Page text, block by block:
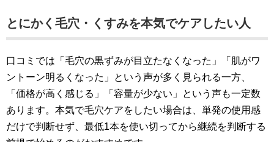
とにかく毛穴・くすみを本気でケアしたい人
口コミでは「毛穴の黒ずみが目立たなくなった」「肌がワ
ントーン明るくなった」という声が多く見られる一方、
「価格が高く感じる」「容量が少ない」という声も一定数
あります。本気で毛穴ケアをしたい場合は、単発の使用感
だけで判断せず、最低1本を使い切ってから継続を判断する